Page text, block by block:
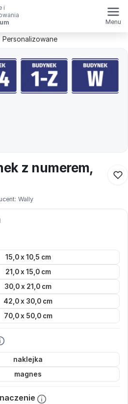
i
Menu
Personalizowane
z numerem,
Wally
15,0 x 10,5 cm
21,0 x 15,0 cm
30,0 x 21,0 cm
42,0 x 30,0 cm
70,0 x 50,0 cm
naklejka
magnes